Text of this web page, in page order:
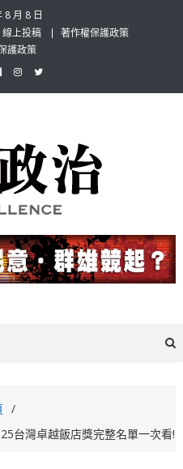
8 月 8 日
線上投稿
著作權保護政策
護政策
News
政治評論家與專欄作家邀稿合作，
和專業的選擇。
台灣卓越飯店獎完整名單一次看!